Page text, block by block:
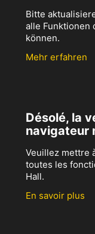
Bitte
alle Funktionen
können.
Mehr erfahren
Désolé, la
navigateur
Veuillez mettre
toutes les
Hall.
En savoir plus